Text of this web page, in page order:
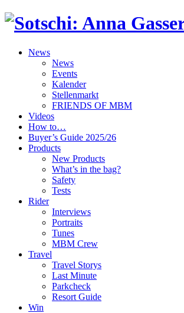
News
News
Events
Kalender
Stellenmarkt
FRIENDS OF MBM
Videos
How to…
Buyer’s Guide 2025/26
Products
New Products
What’s in the bag?
Safety
Tests
Rider
Interviews
Portraits
Tunes
MBM Crew
Travel
Travel Storys
Last Minute
Parkcheck
Resort Guide
Win